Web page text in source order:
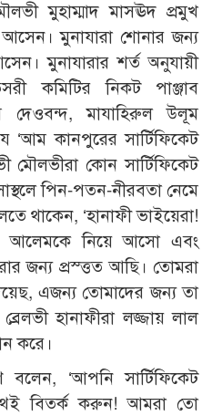
মুহাম্মাদ মাসঊদ প্রমুখ
আসেন। মুনাযারা শোনার জন্য
মুনাযারার শর্ত অনুযায়ী
কমিটির নিকট পাঞ্জাব
দেওবন্দ, মাযাহিরুল উলূম
‘আম কানপুরের সার্টিফিকেট
মৌলভীরা কোন সার্টিফিকেট
পিন-পতন-নীরবতা নেমে
থাকেন, ‘হানাফী ভাইয়েরা!
আলেমকে নিয়ে আসো এবং
জন্য প্রস্ত্তত আছি। তোমরা
এজন্য তোমাদের জন্য তা
হানাফীরা লজ্জায় লাল
করে।
বলেন, ‘আপনি সার্টিফিকেট
বিতর্ক করুন! আমরা তো